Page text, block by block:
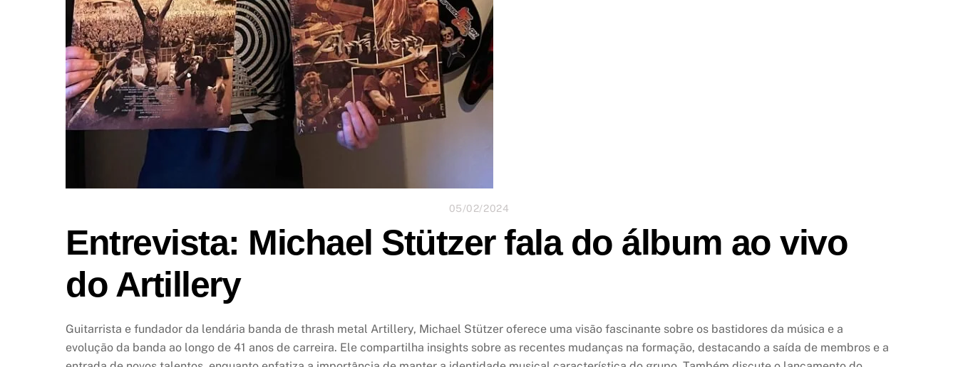
05/02/2024
Entrevista: Michael Stützer fala do álbum ao vivo
do Artillery
Guitarrista e fundador da lendária banda de thrash metal Artillery, Michael Stützer oferece uma visão fascinante sobre os bastidores da música e a
evolução da banda ao longo de 41 anos de carreira. Ele compartilha insights sobre as recentes mudanças na formação, destacando a saída de membros e a